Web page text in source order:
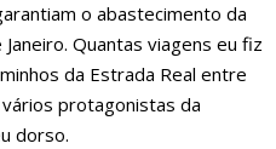
o abastecimento da
Quantas viagens eu fiz
da Estrada Real entre
protagonistas da
dorso.